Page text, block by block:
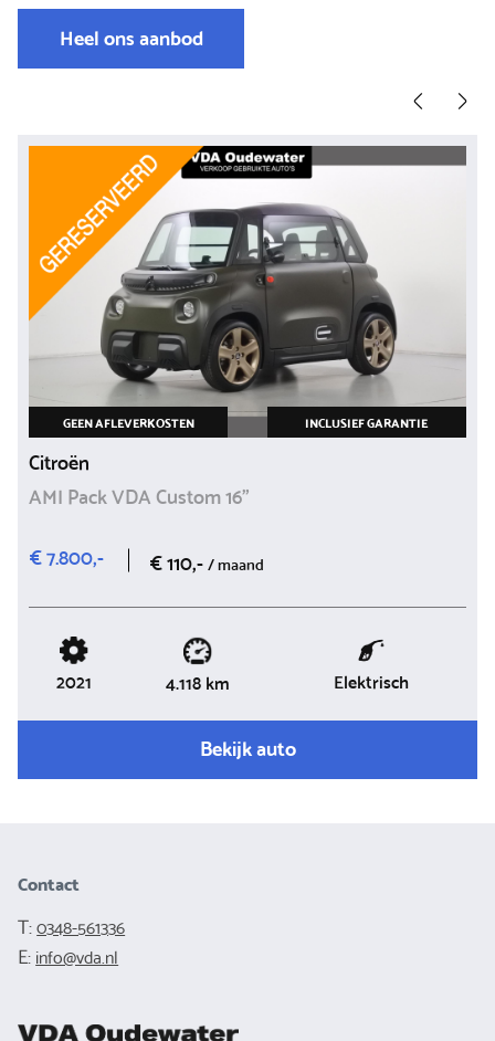
Heel ons aanbod
GEEN AFLEVERKOSTEN INCLUSIEF GARANTIE
Citroën
AMI Pack VDA Custom 16"
€ 7.800,-
€ 110,-/ maand
2021 4.118 km Elektrisch
Bekijk auto
Contact
T:0348-561336
E:info@vda.nl